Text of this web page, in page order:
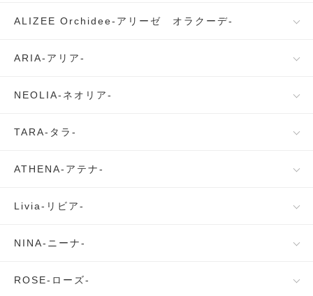
ALIZEE Orchidee-アリーゼ オラクーデ-
ARIA-アリア-
NEOLIA-ネオリア-
TARA-タラ-
ATHENA-アテナ-
Livia-リビア-
NINA-ニーナ-
ROSE-ローズ-